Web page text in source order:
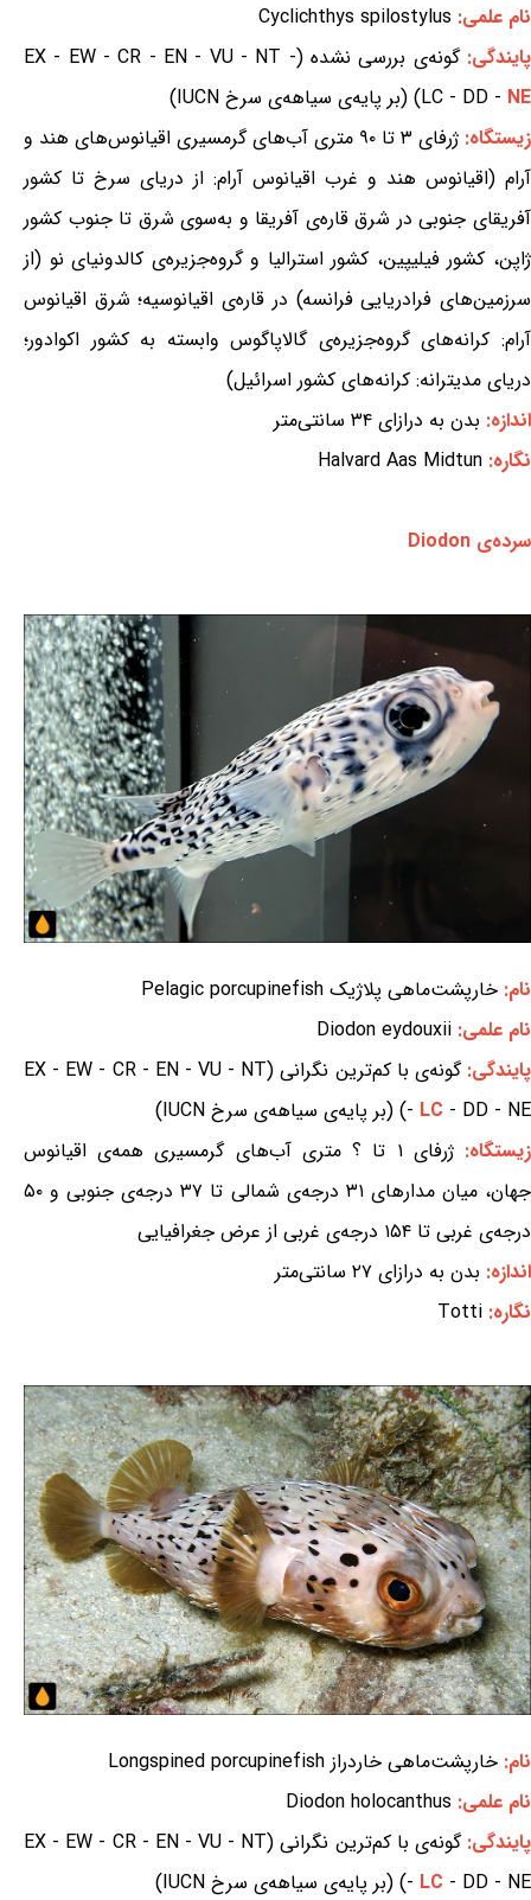
نام علمی: Cyclichthys spilostylus
پایندگی:
گونه‌ی بررسی نشده (EX - EW - CR - EN - VU - NT -
LC - DD - NE
) (بر پایه‌ی سیاهه‌ی سرخ IUCN)
زیستگاه:
ژرفای ۳ تا ۹۰ متری آب‌های گرمسیری اقیانوس‌های هند و
آرام (اقیانوس هند و غرب اقیانوس آرام: از دریای سرخ تا کشور
آفریقای جنوبی در شرق قاره‌ی آفریقا و به‌سوی شرق تا جنوب کشور
ژاپن، کشور فیلیپین، کشور استرالیا و گروه‌جزیره‌ی کالدونیای نو (از
سرزمین‌های فرادریایی فرانسه) در قاره‌ی اقیانوسیه؛ شرق اقیانوس
آرام: کرانه‌های گروه‌جزیره‌ی گالاپاگوس وابسته به کشور اکوادور؛
دریای مدیترانه: کرانه‌های کشور اسرائیل)
اندازه: بدن به درازای ۳۴ سانتی‌متر
نگاره: Halvard Aas Midtun
سرده‌ی Diodon
نام: خارپشت‌ماهی پلاژیک Pelagic porcupinefish
نام علمی: Diodon eydouxii
پایندگی:
گونه‌ی با کم‌ترین نگرانی (EX - EW - CR - EN - VU - NT
- LC - DD - NE) (بر پایه‌ی سیاهه‌ی سرخ IUCN)
زیستگاه:
ژرفای ۱ تا ؟ متری آب‌های گرمسیری همه‌ی اقیانوس
جهان، میان مدارهای ۳۱ درجه‌ی شمالی تا ۳۷ درجه‌ی جنوبی و ۵۰
درجه‌ی غربی تا ۱۵۴ درجه‌ی غربی از عرض جغرافیایی
اندازه: بدن به درازای ۲۷ سانتی‌متر
نگاره: Totti
نام: خارپشت‌ماهی خاردراز Longspined porcupinefish
نام علمی: Diodon holocanthus
پایندگی:
گونه‌ی با کم‌ترین نگرانی (EX - EW - CR - EN - VU - NT
- LC - DD - NE) (بر پایه‌ی سیاهه‌ی سرخ IUCN)